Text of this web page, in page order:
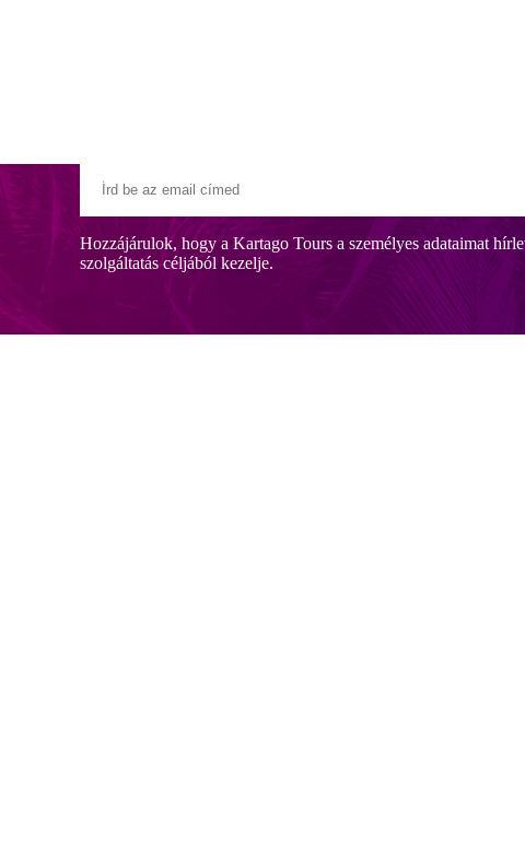
Hozzájárulok, hogy a Kartago Tours a személyes adataimat
szolgáltatás céljából kezelje.